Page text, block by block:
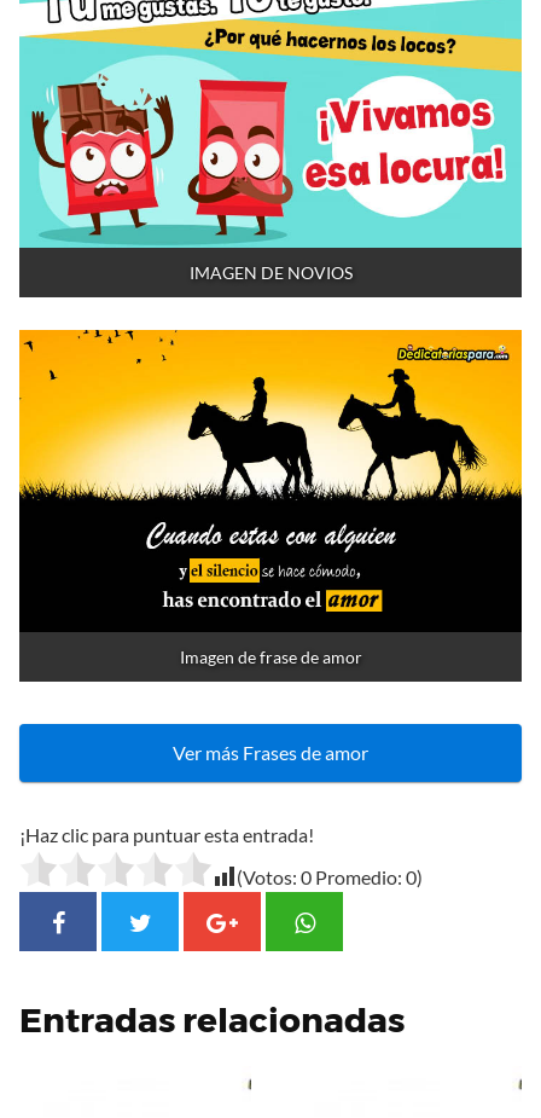
IMAGEN DE NOVIOS
Imagen de frase de amor
Ver más Frases de amor
¡Haz clic para puntuar esta entrada!
(Votos: 0 Promedio: 0)
Entradas relacionadas